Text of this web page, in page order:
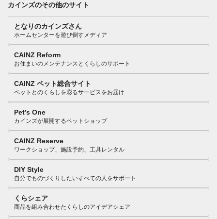
カインズのその他のサイト
となりのカインズさん
ホームセンターを遊び倒すメディア
CAINZ Reform
お住まいのメンテナンスとくらしのサポート
CAINZ ペット総合サイト
ペットとのくらしを彩るサービスをお届け
Pet’s One
カインズが展開するペットショップ
CAINZ Reserve
ワークショップ、施設予約、工具レンタル
DIY Style
自分でものづくりしたいすべての人をサポート
くらシェア
商品を組み合わせたくらしのアイデアシェア